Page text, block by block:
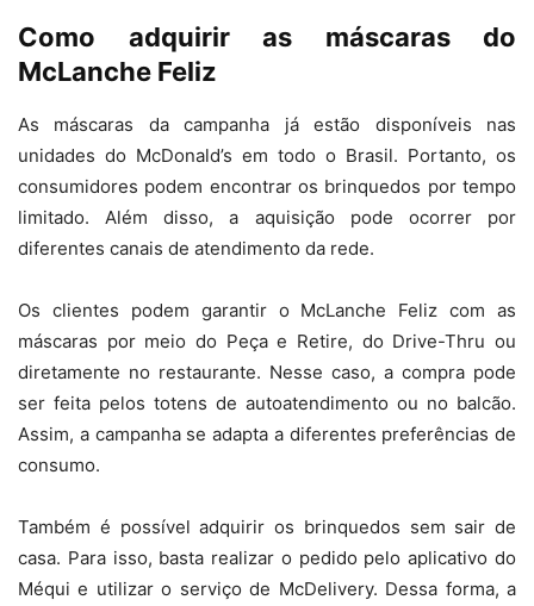
Como adquirir as máscaras do
McLanche Feliz
As máscaras da campanha já estão disponíveis nas
unidades do McDonald’s em todo o Brasil. Portanto, os
consumidores podem encontrar os brinquedos por tempo
limitado. Além disso, a aquisição pode ocorrer por
diferentes canais de atendimento da rede.
Os clientes podem garantir o McLanche Feliz com as
máscaras por meio do Peça e Retire, do Drive-Thru ou
diretamente no restaurante. Nesse caso, a compra pode
ser feita pelos totens de autoatendimento ou no balcão.
Assim, a campanha se adapta a diferentes preferências de
consumo.
Também é possível adquirir os brinquedos sem sair de
casa. Para isso, basta realizar o pedido pelo aplicativo do
Méqui e utilizar o serviço de McDelivery. Dessa forma, a